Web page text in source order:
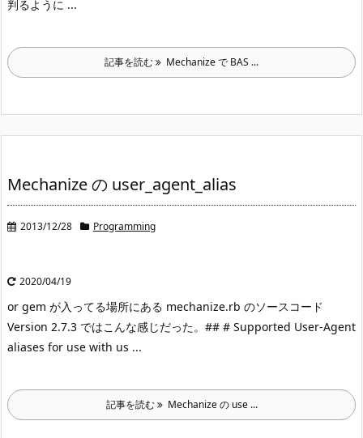
判るように ...
記事を読む Mechanize で BAS ...
Mechanize の user_agent_alias
2013/12/28 Programming
2020/04/19
or gem が入ってる場所にある mechanize.rb のソースコード
Version 2.7.3 ではこんな感じだった。 ## # Supported User-Agent
aliases for use with us ...
記事を読む Mechanize の use ...